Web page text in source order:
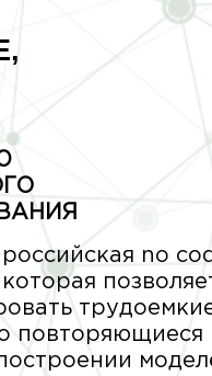
no
повторяющиеся